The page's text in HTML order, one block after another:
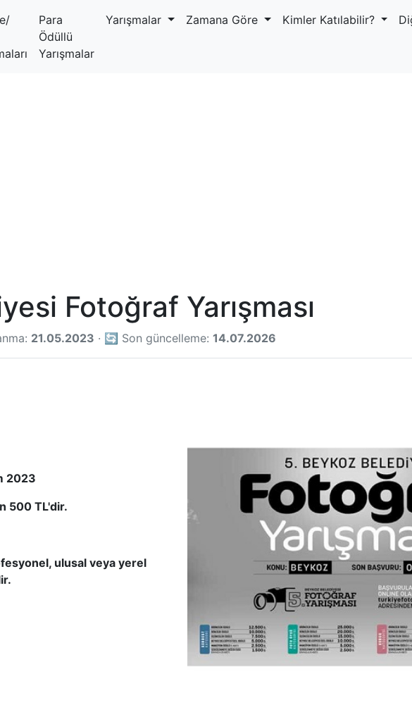
Para
Ödüllü
Yarışmalar
Yarışmalar Zamana Göre Kimler Katılabilir?
Fotoğraf Yarışması
21.05.2023 · 🔄 Son güncelleme: 14.07.2026
2023
500 TL'dir.
ulusal veya yerel